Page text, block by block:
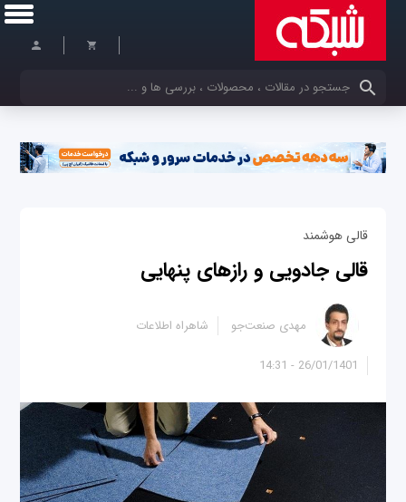
کلمات کلیدی خود را وارد کنید
قالی هوشمند
قالی جادویی و رازهای پنهایی
26/01/1401 - 14:31
مهدی صنعت‌جو شاهراه اطلاعات